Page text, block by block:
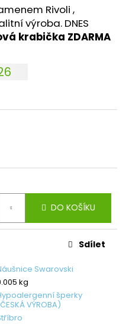
Rivoli ,
výroba. DNES
krabička ZDARMA
DO KOŠÍKU
Swarovski
kg
šperky
VÝROBA)
Sdílet